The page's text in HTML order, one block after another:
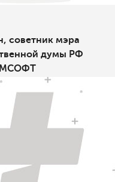
советник мэра
думы РФ